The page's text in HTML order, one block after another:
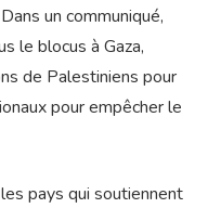
un communiqué,
le blocus à Gaza,
de Palestiniens pour
pour empêcher le
pays qui soutiennent